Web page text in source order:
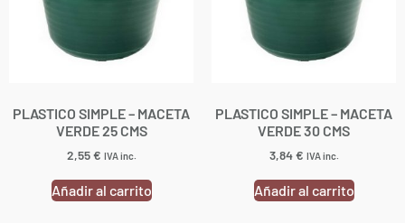
PLASTICO SIMPLE – MACETA
VERDE 25 CMS
2,55€ IVA inc.
Añadir al carrito
PLASTICO SIMPLE – MACETA
VERDE 30 CMS
3,84€ IVA inc.
Añadir al carrito